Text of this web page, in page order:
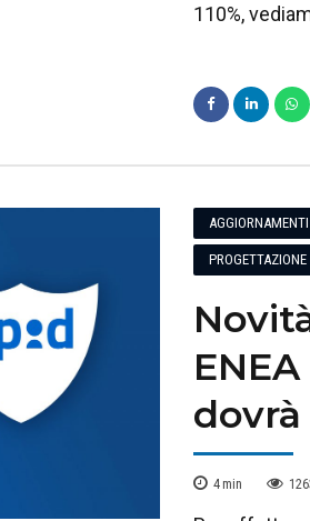
110%,
PROGETTAZIONE
dovrà
4 min